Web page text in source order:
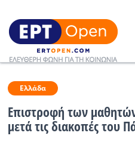
Ειδήσεις
Ελλάδα
Ελλάδα
Επιστροφή των
μετά τις διακοπές του